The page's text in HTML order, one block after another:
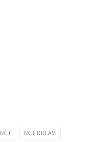
NCT NCT DREAM